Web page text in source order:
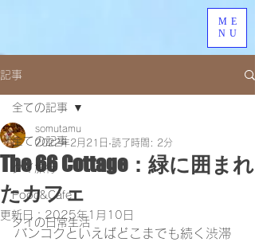
ME
NU
記事
全ての記事
タイ旅行
Food&Cafe
タイの日常生活
全ての記事
The 66 Cottage：緑に囲まれ
たカフェ
somutamu
2022年2月21日 読了時間: 2分
更新日： 2025年1月10日
バンコクといえばどこまでも続く渋滞